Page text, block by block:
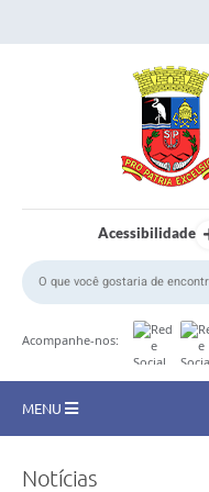
Acessibilidade
Acompanhe-nos:
MENU
CIDADE
Notícias